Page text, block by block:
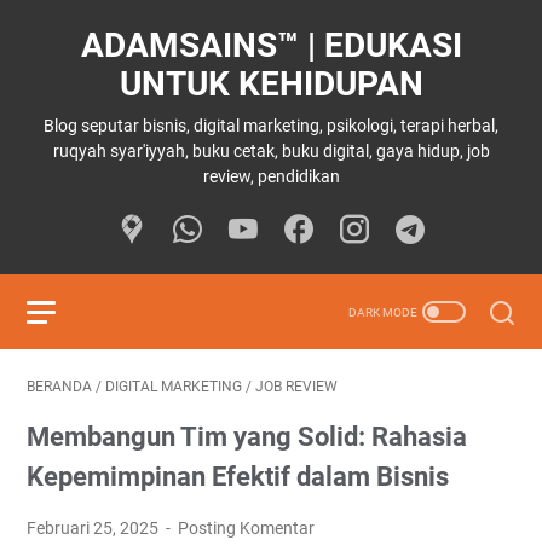
ADAMSAINS™ | EDUKASI
UNTUK KEHIDUPAN
Blog seputar bisnis, digital marketing, psikologi, terapi herbal,
ruqyah syar'iyyah, buku cetak, buku digital, gaya hidup, job
review, pendidikan
BERANDA / DIGITAL MARKETING / JOB REVIEW
Membangun Tim yang Solid: Rahasia
Kepemimpinan Efektif dalam Bisnis
Februari 25, 2025 Posting Komentar